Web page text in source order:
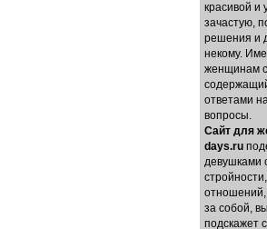
красивой и
зачастую,
решения и
некому.
женщинам
ответами
вопросы.
Cайт для
days.ru
девушками
отношений,
за собой,
подскажет